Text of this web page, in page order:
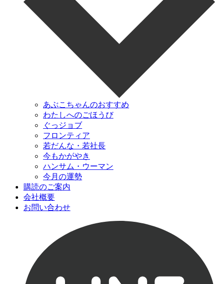
あぶこちゃんのおすすめ
わたしへのごほうび
ぐっジョブ
フロンティア
若だんな・若社長
今もかがやき
ハンサム・ウーマン
今月の運勢
購読のご案内
会社概要
お問い合わせ